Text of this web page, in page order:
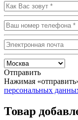
Отправить
Нажимая
персональных
Товар